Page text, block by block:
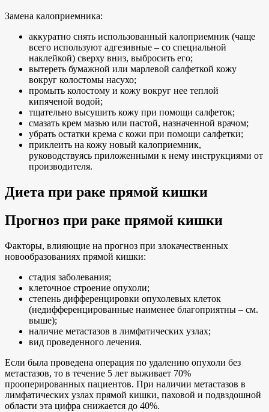
Замена калоприемника:
аккуратно снять использованный калоприемник (чаще
всего используют адгезивные – со специальной
наклейкой) сверху вниз, выбросить его;
вытереть бумажной или марлевой салфеткой кожу
вокруг колостомы насухо;
промыть колостому и кожу вокруг нее теплой
кипяченой водой;
тщательно высушить кожу при помощи салфеток;
смазать крем мазью или пастой, назначенной врачом;
убрать остатки крема с кожи при помощи салфетки;
приклеить на кожу новый калоприемник,
руководствуясь приложенными к нему инструкциями от
производителя.
Диета при раке прямой кишки
Прогноз при раке прямой кишки
Факторы, влияющие на прогноз при злокачественных
новообразованиях прямой кишки:
стадия заболевания;
клеточное строение опухоли;
степень дифференцировки опухолевых клеток
(недифференцированные наименее благоприятны – см.
выше);
наличие метастазов в лимфатических узлах;
вид проведенного лечения.
Если была проведена операция по удалению опухоли без
метастазов, то в течение 5 лет выживает 70%
прооперированных пациентов. При наличии метастазов в
лимфатических узлах прямой кишки, паховой и подвздошной
области эта цифра снижается до 40%.